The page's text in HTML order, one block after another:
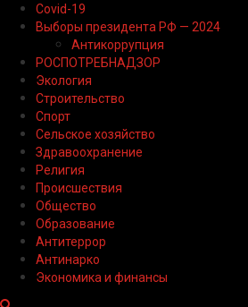
Covid-19
Выборы президента РФ — 2024
Антикоррупция
РОСПОТРЕБНАДЗОР
Экология
Строительство
Спорт
Сельское хозяйство
Здравоохранение
Религия
Происшествия
Общество
Образование
Антитеррор
Антинарко
Экономика и финансы